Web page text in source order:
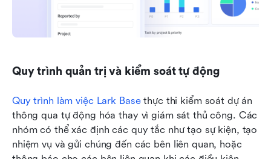
Quy trình quản trị và kiểm soát tự động
Quy trình làm việc Lark Base thực thi kiểm soát dự án
thông qua tự động hóa thay vì giám sát thủ công. Các
nhóm có thể xác định các quy tắc như tạo sự kiện, tạo
nhiệm vụ và gửi chúng đến các bên liên quan, hoặc